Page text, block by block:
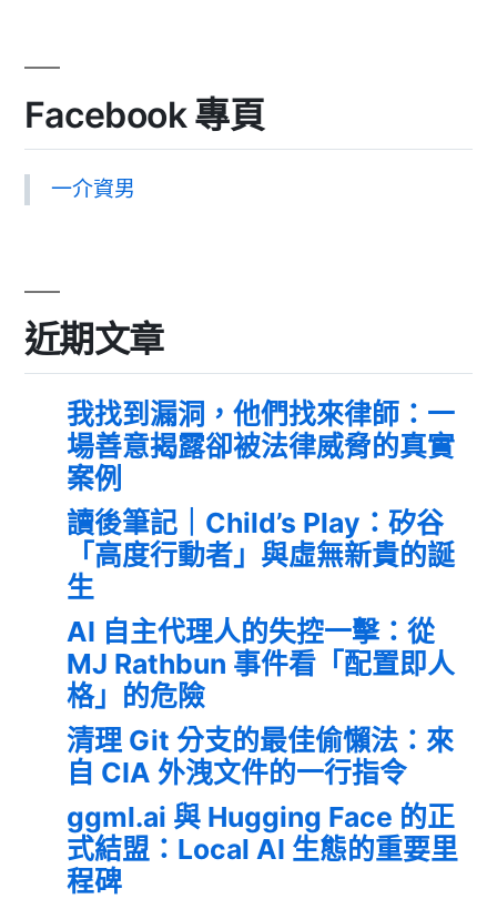
Facebook 專頁
一介資男
近期文章
我找到漏洞，他們找來律師：一
場善意揭露卻被法律威脅的真實
案例
讀後筆記｜Child’s Play：矽谷
「高度行動者」與虛無新貴的誕
生
AI 自主代理人的失控一擊：從
MJ Rathbun 事件看「配置即人
格」的危險
清理 Git 分支的最佳偷懶法：來
自 CIA 外洩文件的一行指令
ggml.ai 與 Hugging Face 的正
式結盟：Local AI 生態的重要里
程碑